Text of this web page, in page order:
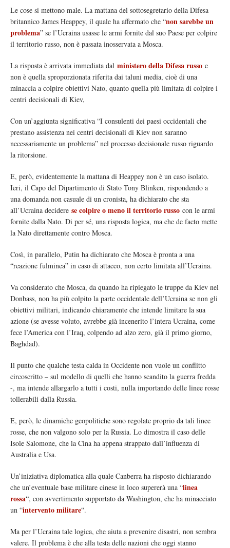
Le cose si mettono male. La mattana del sottosegretario della Difesa
britannico James Heappey, il quale ha affermato che “non sarebbe un
problema” se l’Ucraina usasse le armi fornite dal suo Paese per colpire
il territorio russo, non è passata inosservata a Mosca.
La risposta è arrivata immediata dal ministero della Difesa russo e
non è quella sproporzionata riferita dai taluni media, cioè di una
minaccia a colpire obiettivi Nato, quanto quella più limitata di colpire i
centri decisionali di Kiev,
Con un’aggiunta significativa “I consulenti dei paesi occidentali che
prestano assistenza nei centri decisionali di Kiev non saranno
necessariamente un problema” nel processo decisionale russo riguardo
la ritorsione.
E, però, evidentemente la mattana di Heappey non è un caso isolato.
Ieri, il Capo del Dipartimento di Stato Tony Blinken, rispondendo a
una domanda non casuale di un cronista, ha dichiarato che sta
all’Ucraina decidere se colpire o meno il territorio russo con le armi
fornite dalla Nato. Di per sé, una risposta logica, ma che de facto mette
la Nato direttamente contro Mosca.
Così, in parallelo, Putin ha dichiarato che Mosca è pronta a una
“reazione fulminea” in caso di attacco, non certo limitata all’Ucraina.
Va considerato che Mosca, da quando ha ripiegato le truppe da Kiev nel
Donbass, non ha più colpito la parte occidentale dell’Ucraina se non gli
obiettivi militari, indicando chiaramente che intende limitare la sua
azione (se avesse voluto, avrebbe già incenerito l’intera Ucraina, come
fece l’America con l’Iraq, colpendo ad alzo zero, già il primo giorno,
Baghdad).
Il punto che qualche testa calda in Occidente non vuole un conflitto
circoscritto – sul modello di quelli che hanno scandito la guerra fredda
-, ma intende allargarlo a tutti i costi, nulla importando delle linee rosse
tollerabili dalla Russia.
E, però, le dinamiche geopolitiche sono regolate proprio da tali linee
rosse, che non valgono solo per la Russia. Lo dimostra il caso delle
Isole Salomone, che la Cina ha appena strappato dall’influenza di
Australia e Usa.
Un’iniziativa diplomatica alla quale Canberra ha risposto dichiarando
che un’eventuale base militare cinese in loco supererà una “linea
rossa“, con avvertimento supportato da Washington, che ha minacciato
un “intervento militare“.
Ma per l’Ucraina tale logica, che aiuta a prevenire disastri, non sembra
valere. Il problema è che alla testa delle nazioni che oggi stanno